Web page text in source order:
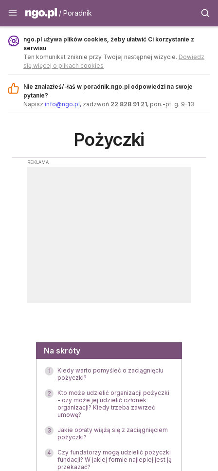
Poradnik - ngo.pl
/ Poradnik
ngo.pl używa plików cookies, żeby ułatwić Ci korzystanie z
serwisu
Ten komunikat zniknie przy Twojej następnej wizycie. Dowiedz
się więcej o plikach cookies
Nie znalazłeś/-łaś w poradnik.ngo.pl odpowiedzi na swoje
pytanie?
Napisz info@ngo.pl, zadzwoń 22 828 91 21, pon.-pt. g. 9-13
Pożyczki
REKLAMA
Menu
Na skróty
1
Kiedy warto pomyśleć o zaciągnięciu
pożyczki?
2
Kto może udzielić organizacji pożyczki
- czy może jej udzielić członek
organizacji? Kiedy trzeba zawrzeć
umowę?
3
Jakie opłaty wiążą się z zaciągnięciem
pożyczki?
4
Czy fundatorzy mogą udzielić pożyczki
fundacji? W jakiej formie najlepiej jest ją
przekazać?